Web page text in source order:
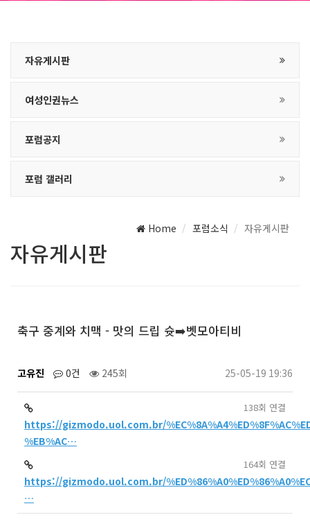
자유게시판
여성인권뉴스
포럼공지
포럼 갤러리
Home 포럼소식 자유게시판
자유게시판
축구 중계와 치맥 - 맛의 드립 슛➡️벳모아티비
고유진 0건 245회 25-05-19 19:36
https://gizmodo.uol.com.br/
%EB%AC…
138회 연결
https://gizmodo.uol.com.br/
…
164회 연결